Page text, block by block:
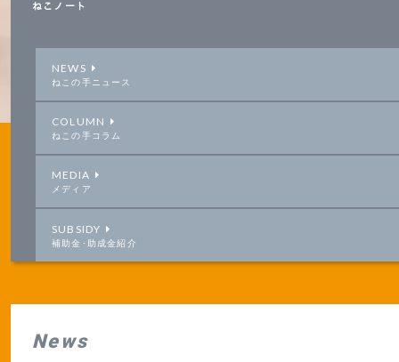
ねこノート
NEWS
ねこの手ニュース
COLUMN
ねこの手コラム
MEDIA
メディア
SUBSIDY
補助金･助成金紹介
News